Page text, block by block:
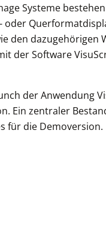
Systeme
oder
den dazugehörigen
der Software
der Anwendung
Ein zentraler
für die Demoversion.